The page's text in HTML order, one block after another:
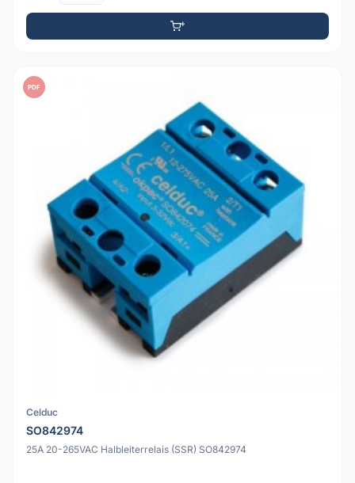
PDF
Celduc
SO842974
25A 20-265VAC Halbleiterrelais (SSR) SO842974